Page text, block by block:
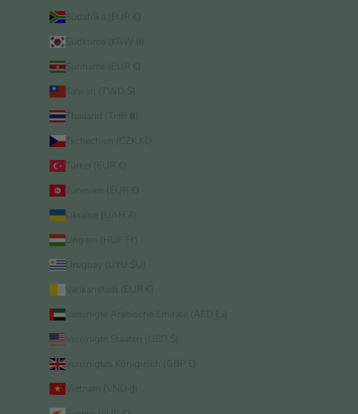
Südafrika (EUR €)
Südkorea (KRW ₩)
Suriname (EUR €)
Taiwan (TWD $)
Thailand (THB ฿)
Tschechien (CZK Kč)
Türkei (EUR €)
Tunesien (EUR €)
Ukraine (UAH ₴)
Ungarn (HUF Ft)
Uruguay (UYU $U)
Vatikanstadt (EUR €)
Vereinigte Staaten (USD $)
Vereinigtes Königreich (GBP £)
Vietnam (VND ₫)